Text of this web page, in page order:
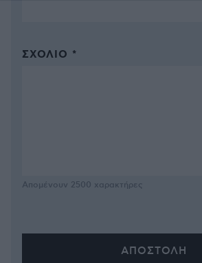
ΣΧΌΛΙΟ *
Απομένουν 2500 χαρακτήρες